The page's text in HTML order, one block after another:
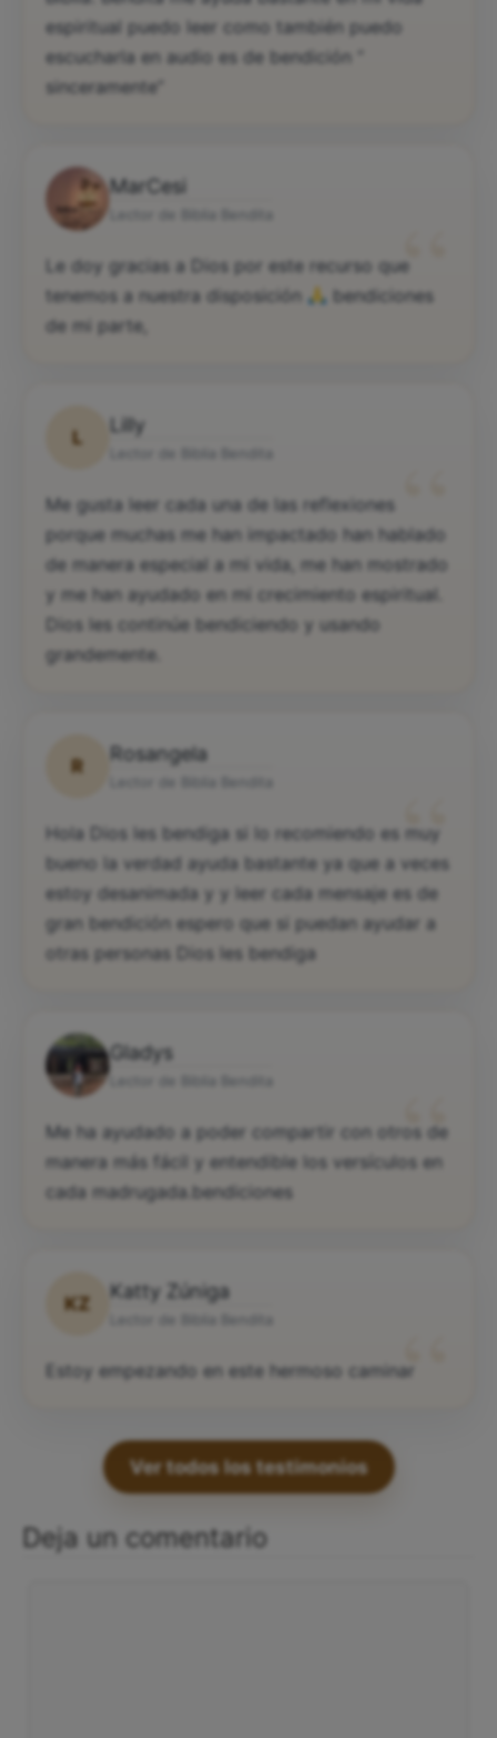
espiritual puedo leer como también puedo
escucharla en audio es de bendición “
sinceramente”
MarCesi
“
Le doy gracias a Dios por este recurso que
tenemos a nuestra disposición
bendiciones
de mi parte,
L
Lilly
“
Me gusta leer cada una de las reflexiones
porque muchas me han impactado han hablado
de manera especial a mi vida, me han mostrado
y me han ayudado en mi crecimiento espiritual.
Dios les continúe bendiciendo y usando
grandemente.
R
Rosangela
“
Hola Dios les bendiga si lo recomiendo es muy
bueno la verdad ayuda bastante ya que a veces
estoy desanimada y y leer cada mensaje es de
gran bendición espero que si puedan ayudar a
otras personas Dios les bendiga
Gladys
“
Me ha ayudado a poder compartir con otros de
manera más fácil y entendible los versículos en
cada madrugada.bendiciones
KZ
Katty Zúniga
“
Estoy empezando en este hermoso caminar
Ver todos los testimonios
Deja un comentario